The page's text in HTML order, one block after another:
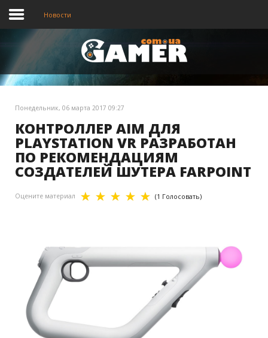
Главная
Видео
Новости
Понедельник, 06 марта 2017 09:27
КОНТРОЛЛЕР AIM ДЛЯ
PLAYSTATION VR РАЗРАБОТАН
ПО РЕКОМЕНДАЦИЯМ
СОЗДАТЕЛЕЙ ШУТЕРА FARPOINT
Оцените материал (1 Голосовать)